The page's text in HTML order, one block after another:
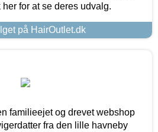
for at se deres udvalg.
på HairOutlet.dk
familieejet og drevet webshop
fra den lille havneby